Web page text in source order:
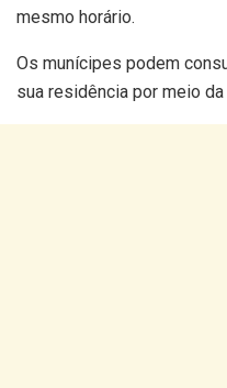
mesmo horário.
Os munícipes podem
sua residência por meio da